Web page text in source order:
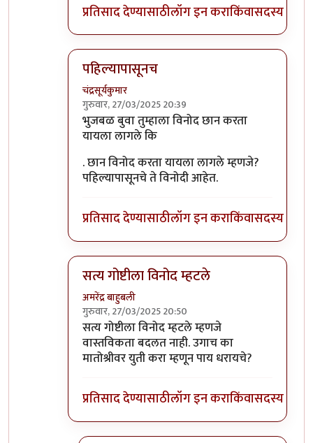
प्रतिसाद देण्यासाठीलॉग इन कराकिंवासदस्य व्हा
पहिल्यापासूनच
चंद्रसूर्यकुमार
गुरुवार, 27/03/2025 20:39
In reply toज्या सेनेच्या जीवावर मोठेby
भुजबळ बुवा तुम्हाला विनोद छान करता
यायला लागले कि
. छान विनोद करता यायला लागले म्हणजे?
पहिल्यापासूनचे ते विनोदी आहेत.
प्रतिसाद देण्यासाठीलॉग इन कराकिंवासदस्य व्हा
सत्य गोष्टीला विनोद म्हटले
अमरेंद्र बाहुबली
गुरुवार, 27/03/2025 20:50
In reply toज्या सेनेच्या जीवावर मोठे
सत्य गोष्टीला विनोद म्हटले म्हणजे
वास्तविकता बदलत नाही. उगाच का
मातोश्रीवर युती करा म्हणून पाय धरायचे?
प्रतिसाद देण्यासाठीलॉग इन कराकिंवासदस्य व्हा